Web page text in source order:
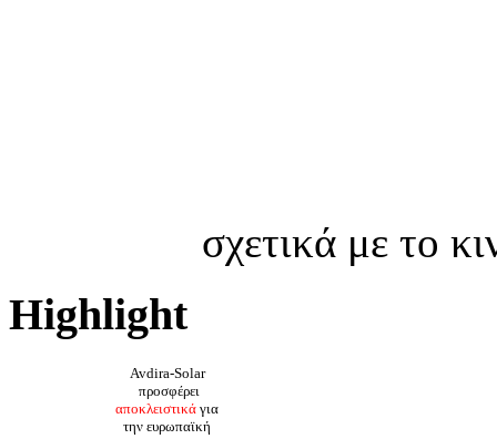
σχετικά με το
Highlight
Avdira-Solar
προσφέρει
αποκλειστικά για
την ευρωπαϊκή